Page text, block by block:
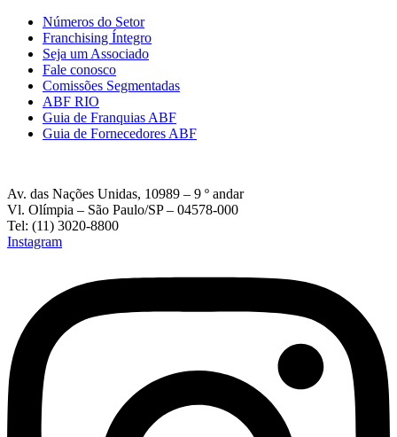
Números do Setor
Franchising Íntegro
Seja um Associado
Fale conosco
Comissões Segmentadas
ABF RIO
Guia de Franquias ABF
Guia de Fornecedores ABF
Av. das Nações Unidas, 10989 – 9 º andar
Vl. Olímpia – São Paulo/SP – 04578-000
Tel: (11) 3020-8800
Instagram